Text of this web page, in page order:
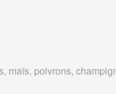
maïs, poivrons,